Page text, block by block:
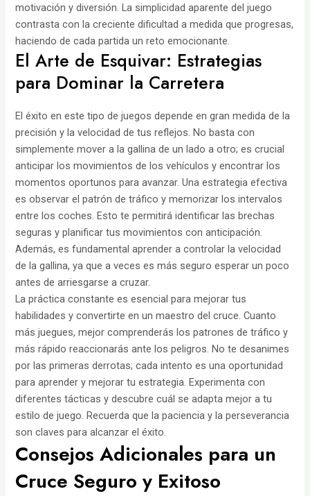
motivación y diversión. La simplicidad aparente del juego
contrasta con la creciente dificultad a medida que progresas,
haciendo de cada partida un reto emocionante.
El Arte de Esquivar: Estrategias
para Dominar la Carretera
El éxito en este tipo de juegos depende en gran medida de la
precisión y la velocidad de tus reflejos. No basta con
simplemente mover a la gallina de un lado a otro; es crucial
anticipar los movimientos de los vehículos y encontrar los
momentos oportunos para avanzar. Una estrategia efectiva
es observar el patrón de tráfico y memorizar los intervalos
entre los coches. Esto te permitirá identificar las brechas
seguras y planificar tus movimientos con anticipación.
Además, es fundamental aprender a controlar la velocidad
de la gallina, ya que a veces es más seguro esperar un poco
antes de arriesgarse a cruzar.
La práctica constante es esencial para mejorar tus
habilidades y convertirte en un maestro del cruce. Cuanto
más juegues, mejor comprenderás los patrones de tráfico y
más rápido reaccionarás ante los peligros. No te desanimes
por las primeras derrotas; cada intento es una oportunidad
para aprender y mejorar tu estrategia. Experimenta con
diferentes tácticas y descubre cuál se adapta mejor a tu
estilo de juego. Recuerda que la paciencia y la perseverancia
son claves para alcanzar el éxito.
Consejos Adicionales para un
Cruce Seguro y Exitoso